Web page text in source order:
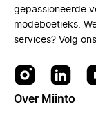
gepassioneerde
modeboetieks.
services? Volg
Over Miinto